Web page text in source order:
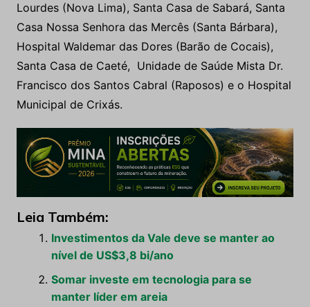
Lourdes (Nova Lima), Santa Casa de Sabará, Santa
Casa Nossa Senhora das Mercês (Santa Bárbara),
Hospital Waldemar das Dores (Barão de Cocais),
Santa Casa de Caeté, Unidade de Saúde Mista Dr.
Francisco dos Santos Cabral (Raposos) e o Hospital
Municipal de Crixás.
Leia Também:
Investimentos da Vale deve se manter ao
nível de US$3,8 bi/ano
Somar investe em tecnologia para se
manter líder em areia